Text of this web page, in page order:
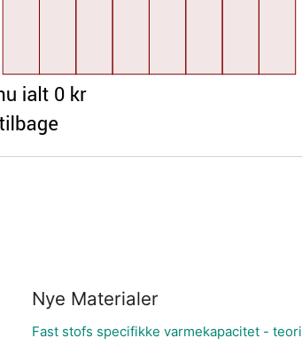
Nye Materialer
Fast stofs specifikke varmekapacitet - teori